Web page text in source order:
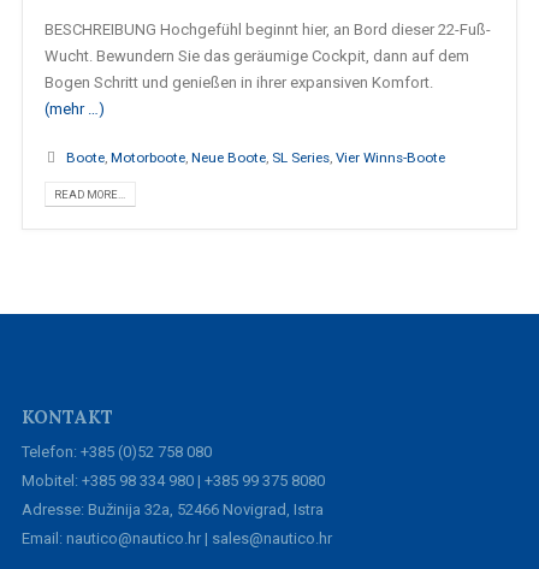
BESCHREIBUNG Hochgefühl beginnt hier, an Bord dieser 22-Fuß-
Wucht. Bewundern Sie das geräumige Cockpit, dann auf dem
Bogen Schritt und genießen in ihrer expansiven Komfort.
(mehr …)
Boote, Motorboote, Neue Boote, SL Series, Vier Winns-Boote
READ MORE...
KONTAKT
Telefon: +385 (0)52 758 080
Mobitel: +385 98 334 980 | +385 99 375 8080
Adresse: Bužinija 32a, 52466 Novigrad, Istra
Email: nautico@nautico.hr | sales@nautico.hr